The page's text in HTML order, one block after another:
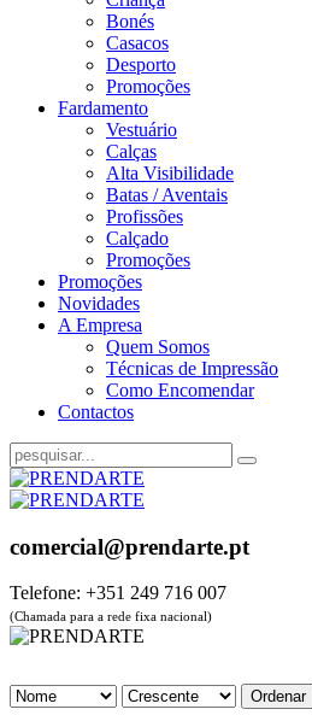
Bonés
Casacos
Desporto
Promoções
Fardamento
Vestuário
Calças
Alta Visibilidade
Batas / Aventais
Profissões
Calçado
Promoções
Promoções
Novidades
A Empresa
Quem Somos
Técnicas de Impressão
Como Encomendar
Contactos
comercial@prendarte.pt
Telefone: +351 249 716 007
(Chamada para a rede fixa nacional)